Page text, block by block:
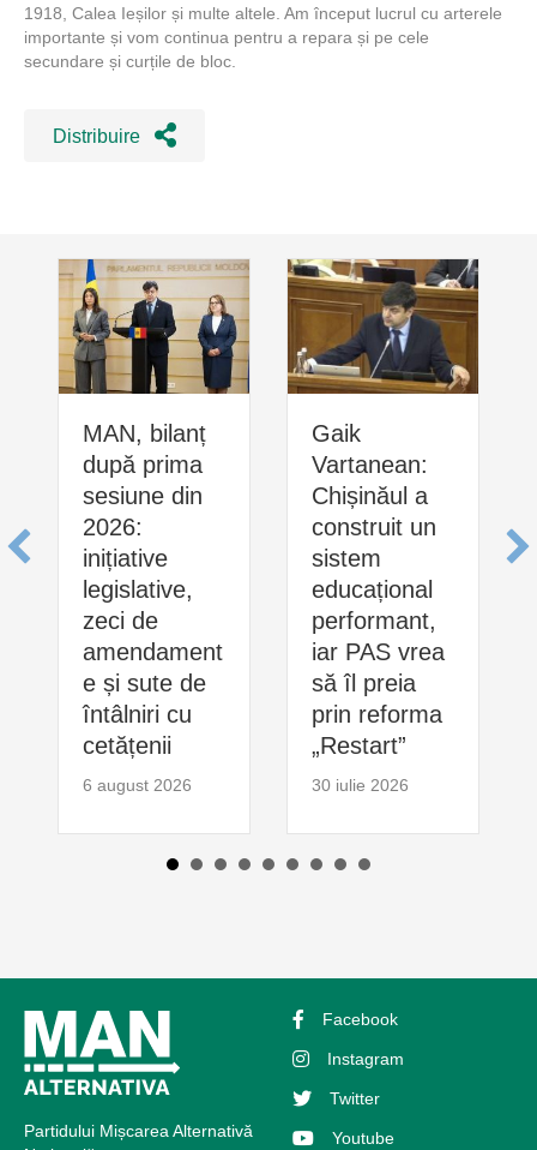
1918, Calea Ieșilor și multe altele. Am început lucrul cu arterele
importante și vom continua pentru a repara și pe cele
secundare și curțile de bloc.
Distribuire
MAN, bilanț
după prima
sesiune din
2026:
inițiative
legislative,
zeci de
amendament
e și sute de
întâlniri cu
cetățenii
6 august 2026
Gaik
Vartanean:
Chișinăul a
construit un
sistem
educațional
performant,
iar PAS vrea
să îl preia
prin reforma
„Restart”
30 iulie 2026
Partidului Mișcarea Alternativă
Facebook
Instagram
Twitter
Youtube